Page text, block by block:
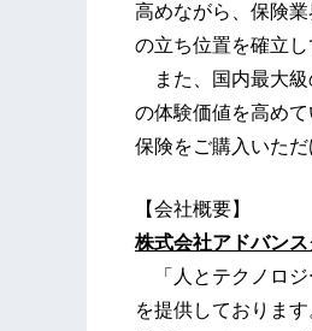
高めながら、保険
の立ち位置を確立し
また、国内最大級
の体験価値を高め
保険をご購入いた
【会社概要】
株式会社アドバンス
「人とテクノロジ
を提供しておりま